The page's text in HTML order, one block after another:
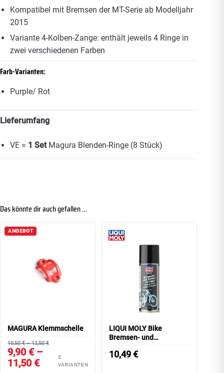
Kompatibel mit Bremsen der MT-Serie ab Modelljahr
2015
Variante 4-Kolben-Zange: enthält jeweils 4 Ringe in
zwei verschiedenen Farben
Farb-Varianten:
Purple/ Rot
Lieferumfang
VE = 1 SetMagura Blenden-Ringe (8 Stück)
Das könnte dir auch gefallen …
ANGEBOT
MAGURA Klemmschelle
10,50 € – 12,50 €
9,90 € –
11,50 €
5
VARIANTEN
LIQUI MOLY Bike
Bremsen- und
Kettenreiniger, 400 ml
10,49€